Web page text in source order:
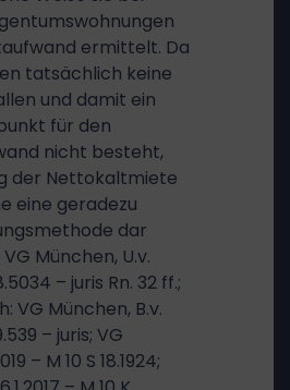
ermittelt. Da
tatsächlich keine
und damit ein
für den
nicht besteht,
der Nettokaltmiete
eine geradezu
dar
München, U.v.
– juris Rn. 32 ff.;
VG München, B.v.
– juris; VG
– M 10 S 18.1924;